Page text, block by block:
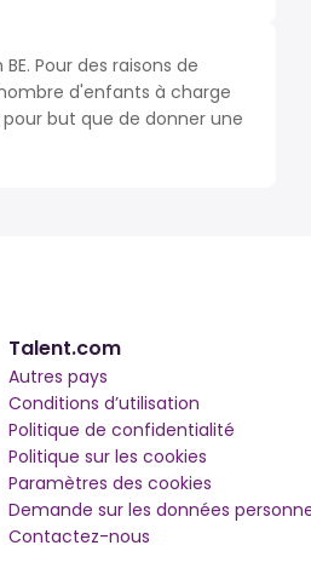
Pour des raisons de
d'enfants à charge
but que de donner une
Talent.com
Autres pays
Conditions d’utilisation
Politique de confidentialité
Politique sur les cookies
Paramètres des cookies
Demande sur les données
Contactez-nous